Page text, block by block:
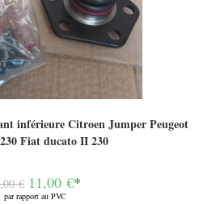
inférieure Citroen Jumper Peugeot
Fiat ducato II 230
€ Le
prix
11,00 €*
par rapport au PVC